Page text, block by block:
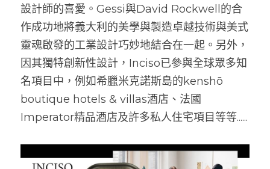
設計師的喜愛。Gessi與David Rockwell的合
作成功地將義大利的美學與製造卓越技術與美式
靈魂啟發的工業設計巧妙地結合在一起。另外，
因其獨特創新性設計，Inciso已參與全球眾多知
名項目中，例如希臘米克諾斯島的kenshō
boutique hotels & villas酒店、法國
Imperator精品酒店及許多私人住宅項目等等......